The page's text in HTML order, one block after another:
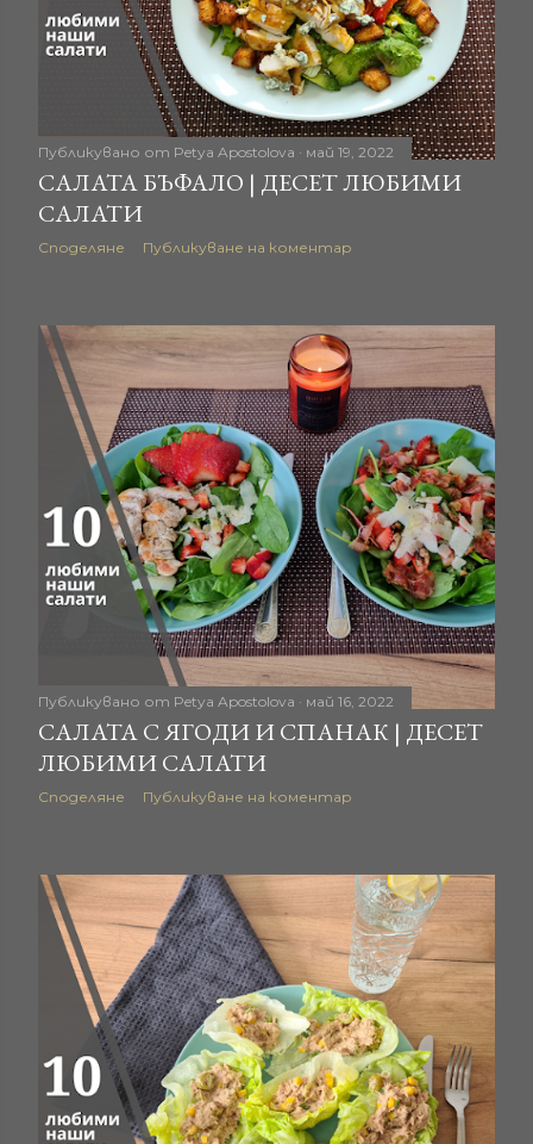
Публикувано от Petya Apostolova май 19, 2022
САЛАТА БЪФАЛО | ДЕСЕТ ЛЮБИМИ
САЛАТИ
Споделяне Публикуване на коментар
Публикувано от Petya Apostolova май 16, 2022
САЛАТА С ЯГОДИ И СПАНАК | ДЕСЕТ
ЛЮБИМИ САЛАТИ
Споделяне Публикуване на коментар